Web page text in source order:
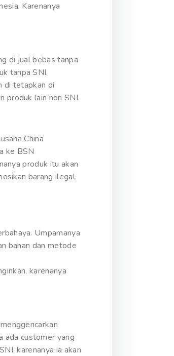
Karenanya
di jual bebas tanpa
tanpa SNI.
di tetapkan di
produk lain non SNI.
China
ke BSN
produk itu akan
barang ilegal.
Umpamanya
bahan dan metode
karenanya
ada customer yang
karenanya ia akan